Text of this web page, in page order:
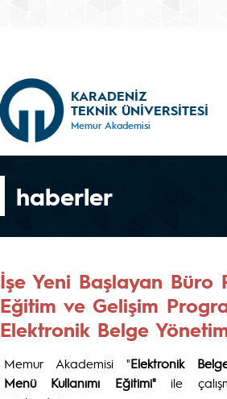
KARADENİZ
TEKNİK ÜNİVERSİTESİ
Memur Akademisi
haberler
İşe Yeni Başlayan Büro
Eğitim ve Gelişim
Elektronik Belge
Memur Akademisi "Elektronik
Menü Kullanımı Eğitimi"ile